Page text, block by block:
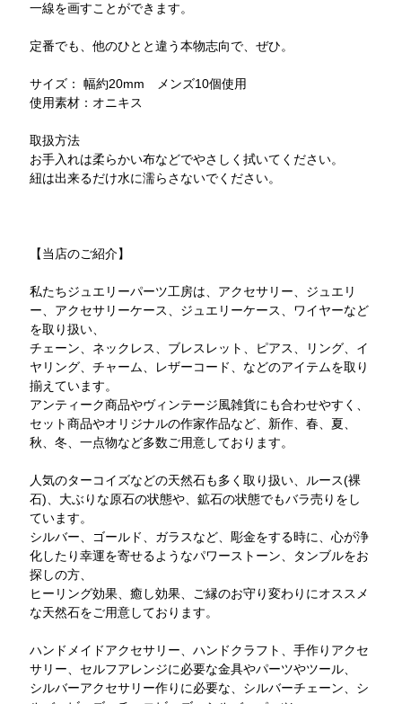
一線を画すことができます。
定番でも、他のひとと違う本物志向で、ぜひ。
サイズ： 幅約20mm メンズ10個使用
使用素材：オニキス
取扱方法
お手入れは柔らかい布などでやさしく拭いてください。
紐は出来るだけ水に濡らさないでください。
【当店のご紹介】
私たちジュエリーパーツ工房は、アクセサリー、ジュエリ
ー、アクセサリーケース、ジュエリーケース、ワイヤーなど
を取り扱い、
チェーン、ネックレス、ブレスレット、ピアス、リング、イ
ヤリング、チャーム、レザーコード、などのアイテムを取り
揃えています。
アンティーク商品やヴィンテージ風雑貨にも合わせやすく、
セット商品やオリジナルの作家作品など、新作、春、夏、
秋、冬、一点物など多数ご用意しております。
人気のターコイズなどの天然石も多く取り扱い、ルース(裸
石)、大ぶりな原石の状態や、鉱石の状態でもバラ売りをし
ています。
シルバー、ゴールド、ガラスなど、彫金をする時に、心が浄
化したり幸運を寄せるようなパワーストーン、タンブルをお
探しの方、
ヒーリング効果、癒し効果、ご縁のお守り変わりにオススメ
な天然石をご用意しております。
ハンドメイドアクセサリー、ハンドクラフト、手作りアクセ
サリー、セルフアレンジに必要な金具やパーツやツール、
シルバーアクセサリー作りに必要な、シルバーチェーン、シ